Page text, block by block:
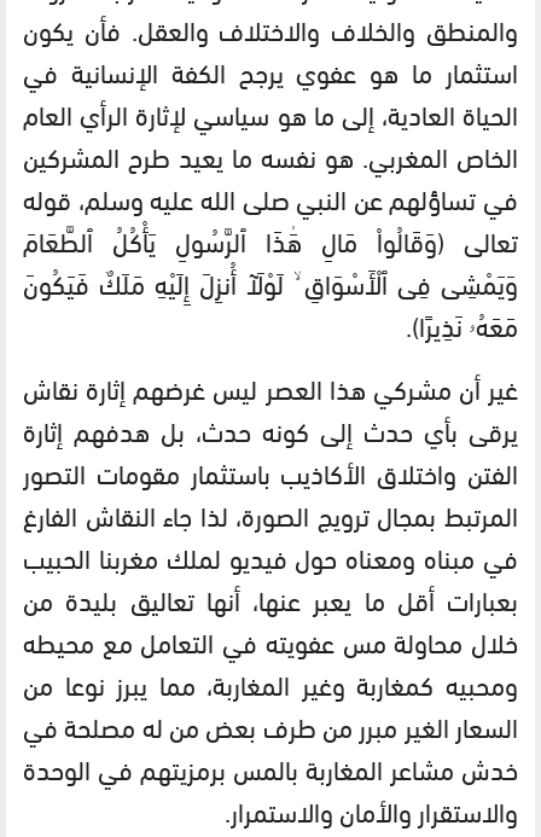
والمنطق والخلاف والاختلاف والعقل. فأن يكون
استثمار ما هو عفوي يرجح الكفة الإنسانية في
الحياة العادية، إلى ما هو سياسي لإثارة الرأي العام
الخاص المغربي. هو نفسه ما يعيد طرح المشركين
في تساؤلهم عن النبي صلى الله عليه وسلم، قوله
تعالى (وَقَالُواْ مَالِ هَٰذَا ٱلرَّسُولِ يَأْكُلُ ٱلطَّعَامَ
وَيَمْشِى فِى ٱلْأَسْوَاقِ ۙ لَوْلَآ أُنزِلَ إِلَيْهِ مَلَكٌ فَيَكُونَ
مَعَهُۥ نَذِيرًا).
غير أن مشركي هذا العصر ليس غرضهم إثارة نقاش
يرقى بأي حدث إلى كونه حدث، بل هدفهم إثارة
الفتن واختلاق الأكاذيب باستثمار مقومات التصور
المرتبط بمجال ترويج الصورة، لذا جاء النقاش الفارغ
في مبناه ومعناه حول فيديو لملك مغربنا الحبيب
بعبارات أقل ما يعبر عنها، أنها تعاليق بليدة من
خلال محاولة مس عفويته في التعامل مع محيطه
ومحبيه كمغاربة وغير المغاربة، مما يبرز نوعا من
السعار الغير مبرر من طرف بعض من له مصلحة في
خدش مشاعر المغاربة بالمس برمزيتهم في الوحدة
والاستقرار والأمان والاستمرار.